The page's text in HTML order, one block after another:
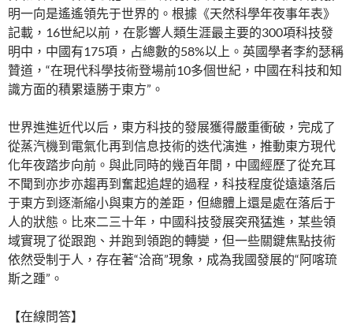
明一向是遙遙領先于世界的。根據《天然科學年夜事年表》
記載，16世紀以前，在影響人類生涯最主要的300項科技發
明中，中國有175項，占總數的58%以上。英國學者李約瑟稱
贊道，“在現代科學技術登場前10多個世紀，中國在科技和知
識方面的積累遠勝于東方”。
世界進進近代以后，東方科技的發展獲得嚴重衝破，完成了
從蒸汽機到電氣化再到信息技術的迭代演進，推動東方現代
化年夜踏步向前。與此同時的幾百年間，中國經歷了從充耳
不聞到亦步亦趨再到奮起追趕的過程，科技程度從遠遠落后
于東方到逐漸縮小與東方的差距，但總體上還是處在落后于
人的狀態。比來二三十年，中國科技發展突飛猛進，某些領
域實現了從跟跑、并跑到領跑的轉變，但一些關鍵焦點技術
依然受制于人，存在著“洽商”現象，成為我國發展的“阿喀琉
斯之踵”。
【在線問答】